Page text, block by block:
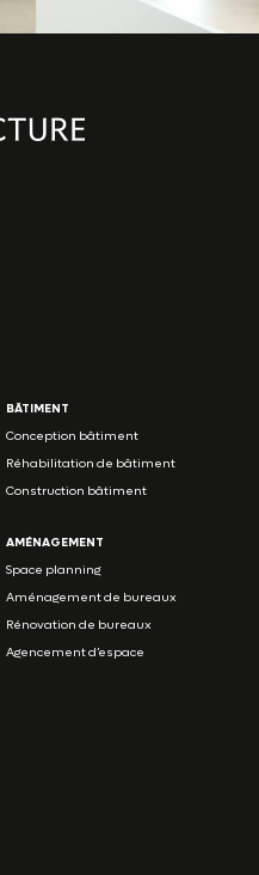
BÂTIMENT
Conception bâtiment
Réhabilitation de bâtiment
Construction bâtiment
AMÉNAGEMENT
Space planning
Aménagement de bureaux
Rénovation de bureaux
Agencement d’espace